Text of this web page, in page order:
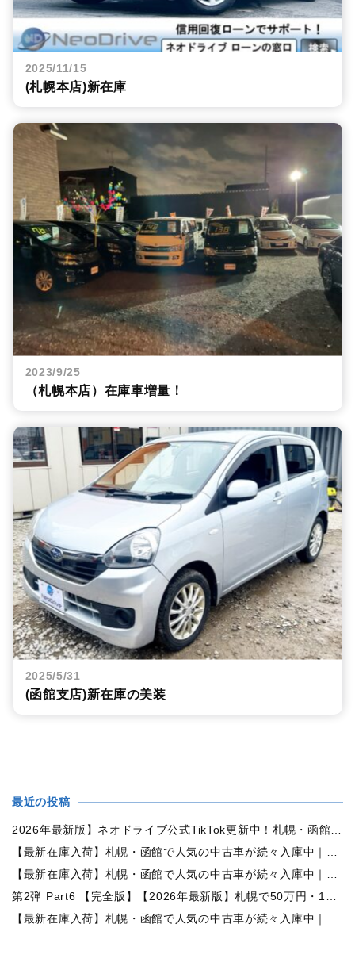
2025/11/15
(札幌本店)新在庫
2023/9/25
（札幌本店）在庫車増量！
2025/5/31
(函館支店)新在庫の美装
最近の投稿
2026年最新版】ネオドライブ公式TikTok更新中！札幌・函館の中古車情報を動画で発信
【最新在庫入荷】札幌・函館で人気の中古車が続々入庫中｜早い者勝ち！【日産 ルークス660X 4WD】
【最新在庫入荷】札幌・函館で人気の中古車が続々入庫中｜早い者勝ち！【ダイハツ ムーヴコンテ660L 4WD】
第2弾 Part6 【完全版】【2026年最新版】札幌で50万円・100万円・150万円ならどんな中古車が買える？予算別中古車選び完全ガイド
【最新在庫入荷】札幌・函館で人気の中古車が続々入庫中｜早い者勝ち！【トヨタ ヴォクシー2.0ZS煌Ⅱ 4WD】